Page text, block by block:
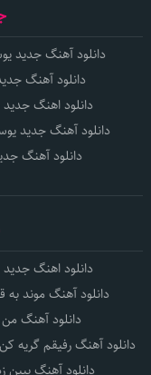
دانلود آهنگ جدید
دانلود آهنگ
دانلود اهنگ
دانلود آهنگ جدید
دانلود آهنگ
دانلود اهنگ
دانلود آهنگ موند
دانلود آهنگ
دانلود آهنگ رفیقم گریه
دانلود آهنگ ببین